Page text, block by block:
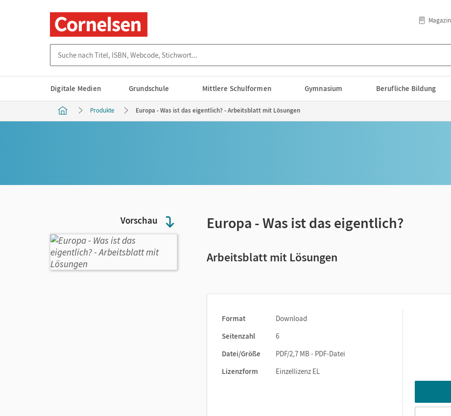
Magazin
Digitale Medien Grundschule Mittlere Schulformen Gymnasium Berufliche Bildung
Produkte Europa - Was ist das eigentlich? - Arbeitsblatt mit Lösungen
Vorschau Europa - Was ist das eigentlich?
Arbeitsblatt mit Lösungen
Format
Download
Seitenzahl
6
Datei/Größe
PDF/2,7 MB - PDF-Datei
Lizenzform
Einzellizenz EL